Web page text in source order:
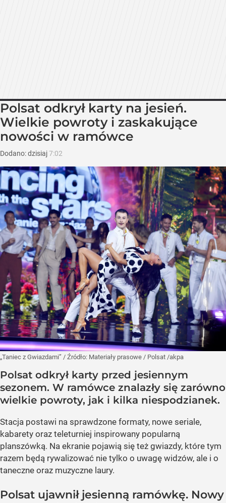
Polsat odkrył karty na jesień.
Wielkie powroty i zaskakujące
nowości w ramówce
Dodano:dzisiaj7:02
„Taniec z Gwiazdami” / Źródło: Materiały prasowe / Polsat /akpa
Polsat odkrył karty przed jesiennym
sezonem. W ramówce znalazły się zarówno
wielkie powroty, jak i kilka niespodzianek.
Stacja postawi na sprawdzone formaty, nowe seriale,
kabarety oraz teleturniej inspirowany popularną
planszówką. Na ekranie pojawią się też gwiazdy, które tym
razem będą rywalizować nie tylko o uwagę widzów, ale i o
taneczne oraz muzyczne laury.
Polsat ujawnił jesienną ramówkę. Nowy